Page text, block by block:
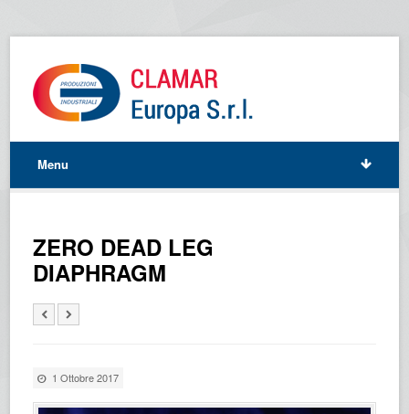
Menu
ZERO DEAD LEG
DIAPHRAGM
1 Ottobre 2017